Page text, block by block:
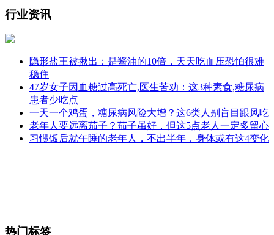
行业资讯
隐形盐王被揪出：是酱油的10倍，天天吃血压恐怕很难
稳住
47岁女子因血糖过高死亡,医生苦劝：这3种素食,糖尿病
患者少吃点
一天一个鸡蛋，糖尿病风险大增？这6类人别盲目跟风吃
老年人要远离茄子？茄子虽好，但这5点老人一定多留心
习惯饭后就午睡的老年人，不出半年，身体或有这4变化
热门标签